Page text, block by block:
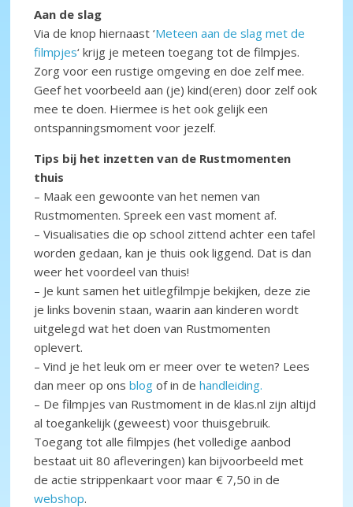
Aan de slag
Via de knop hiernaast ‘Meteen aan de slag met de
filmpjes‘ krijg je meteen toegang tot de filmpjes.
Zorg voor een rustige omgeving en doe zelf mee.
Geef het voorbeeld aan (je) kind(eren) door zelf ook
mee te doen. Hiermee is het ook gelijk een
ontspanningsmoment voor jezelf.
Tips bij het inzetten van de Rustmomenten
thuis
– Maak een gewoonte van het nemen van
Rustmomenten. Spreek een vast moment af.
– Visualisaties die op school zittend achter een tafel
worden gedaan, kan je thuis ook liggend. Dat is dan
weer het voordeel van thuis!
– Je kunt samen het uitlegfilmpje bekijken, deze zie
je links bovenin staan, waarin aan kinderen wordt
uitgelegd wat het doen van Rustmomenten
oplevert.
– Vind je het leuk om er meer over te weten? Lees
dan meer op onsblog of in dehandleiding.
– De filmpjes van Rustmoment in de klas.nl zijn altijd
al toegankelijk (geweest) voor thuisgebruik.
Toegang tot alle filmpjes (het volledige aanbod
bestaat uit 80 afleveringen) kan bijvoorbeeld met
de actie strippenkaart voor maar € 7,50 in de
webshop.